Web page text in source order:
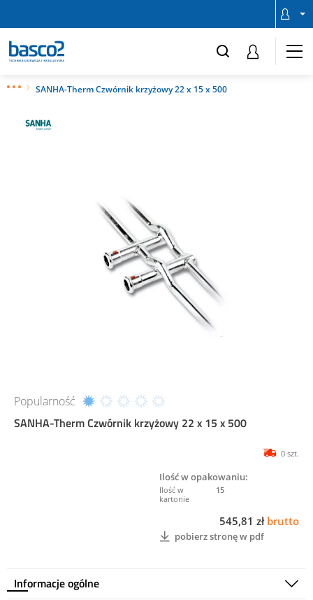
SANHA-Therm Czwórnik krzyżowy 22 x 15 x 500
Popularność
SANHA-Therm Czwórnik krzyżowy 22 x 15 x 500
Informacje ogólne
0 szt.
Ilość w opakowaniu:
15
545,81 zł brutto
pobierz stronę w pdf